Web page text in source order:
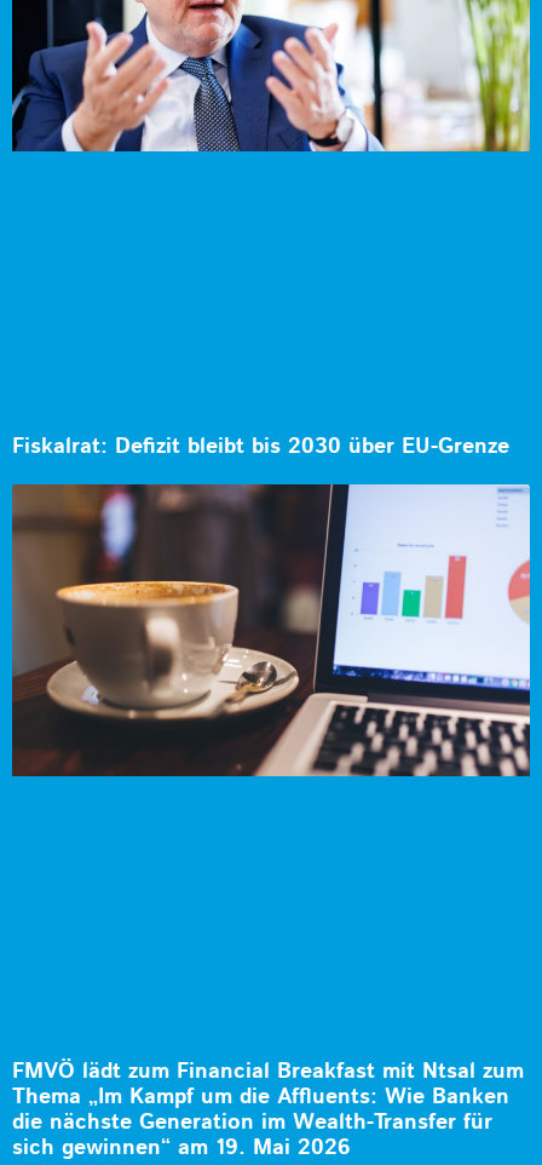
Fiskalrat: Defizit bleibt bis 2030 über EU-Grenze
FMVÖ lädt zum Financial Breakfast mit Ntsal zum
Thema „Im Kampf um die Affluents: Wie Banken
die nächste Generation im Wealth-Transfer für
sich gewinnen“ am 19. Mai 2026